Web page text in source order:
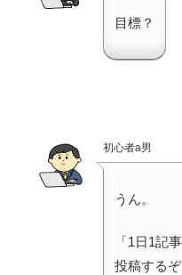
目標？
初心者a男
うん。
「1日1記
投稿するぞ